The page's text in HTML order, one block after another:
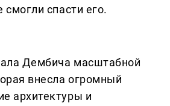
смогли спасти его.
Дембича масштабной
внесла огромный
архитектуры и